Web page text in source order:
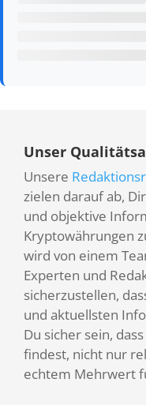
Unser
Unsere
zielen darauf ab,
und objektive
Kryptowährungen
wird von einem
Experten und
sicherzustellen,
und aktuellsten
Du sicher sein,
findest, nicht nur
echtem Mehrwert